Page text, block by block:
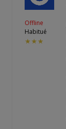
Offline
Habitué
★★★